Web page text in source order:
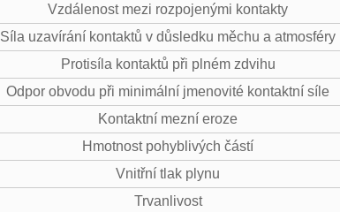
Vzdálenost mezi rozpojenými kontakty
Síla uzavírání kontaktů v důsledku měchu a atmosféry
Protisíla kontaktů při plném zdvihu
Odpor obvodu při minimální jmenovité kontaktní síle
Kontaktní mezní eroze
Hmotnost pohyblivých částí
Vnitřní tlak plynu
Trvanlivost